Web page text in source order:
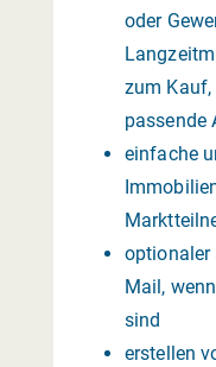
oder
zum
passende
einfache
optionaler
Mail,
sind
erstellen